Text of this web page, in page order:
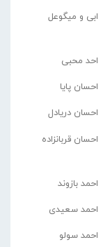
ابی و میگوعل
احد محبی
احسان پایا
احسان دریادل
احسان قربانزاده
احمد بازوند
احمد سعیدی
احمد سولو